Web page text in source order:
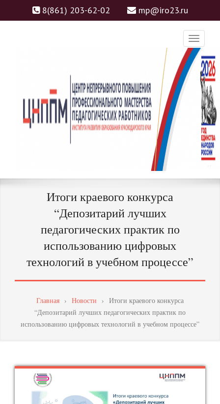
8(861) 203-62-02 mp@iro23.ru
ЦЕНТР НЕПРЕРЫВНОГО
ПОВЫШЕНИЯ
ПРОФЕССИОНАЛЬНОГО
МАСТЕРСТВА
ПЕДАГОГИЧЕСКИХ
РАБОТНИКОВ
ЦНППМ
Итоги краевого конкурса
“Депозитарий лучших
педагогических практик по
использованию цифровых
технологий в учебном процессе”
Главная › Новости › Итоги краевого конкурса
“Депозитарий лучших педагогических практик по
использованию цифровых технологий в учебном процессе”